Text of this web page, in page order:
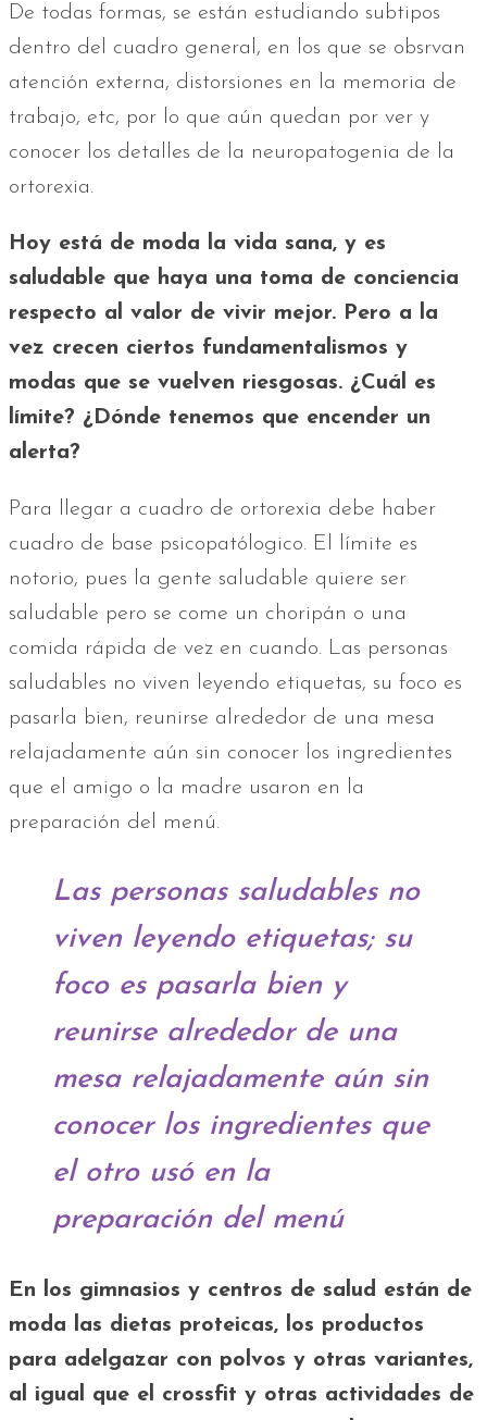
De todas formas, se están estudiando subtipos
dentro del cuadro general, en los que se obsrvan
atención externa, distorsiones en la memoria de
trabajo, etc, por lo que aún quedan por ver y
conocer los detalles de la neuropatogenia de la
ortorexia.
Hoy está de moda la vida sana, y es
saludable que haya una toma de conciencia
respecto al valor de vivir mejor. Pero a la
vez crecen ciertos fundamentalismos y
modas que se vuelven riesgosas. ¿Cuál es
límite? ¿Dónde tenemos que encender un
alerta?
Para llegar a cuadro de ortorexia debe haber
cuadro de base psicopatólogico. El límite es
notorio, pues la gente saludable quiere ser
saludable pero se come un choripán o una
comida rápida de vez en cuando. Las personas
saludables no viven leyendo etiquetas, su foco es
pasarla bien, reunirse alrededor de una mesa
relajadamente aún sin conocer los ingredientes
que el amigo o la madre usaron en la
preparación del menú.
Las personas saludables no
viven leyendo etiquetas; su
foco es pasarla bien y
reunirse alrededor de una
mesa relajadamente aún sin
conocer los ingredientes que
el otro usó en la
preparación del menú
En los gimnasios y centros de salud están de
moda las dietas proteicas, los productos
para adelgazar con polvos y otras variantes,
al igual que el crossfit y otras actividades de